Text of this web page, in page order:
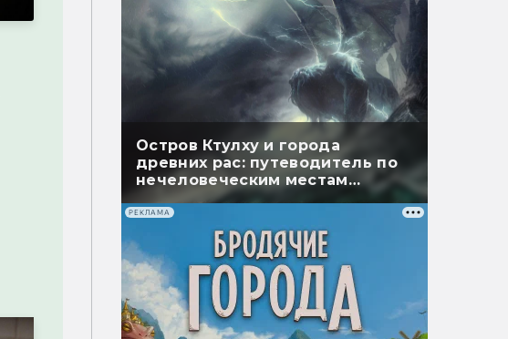
Остров Ктулху и города
древних рас: путеводитель по
нечеловеческим местам
Лавкрафта
РЕКЛАМА